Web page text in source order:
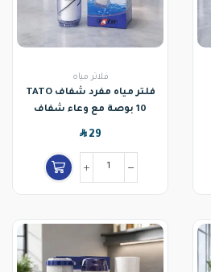
فلاتر مياه
فلتر مياه مفرد شفاف TATO
10 بوصة مع وعاء شفاف
SAR29